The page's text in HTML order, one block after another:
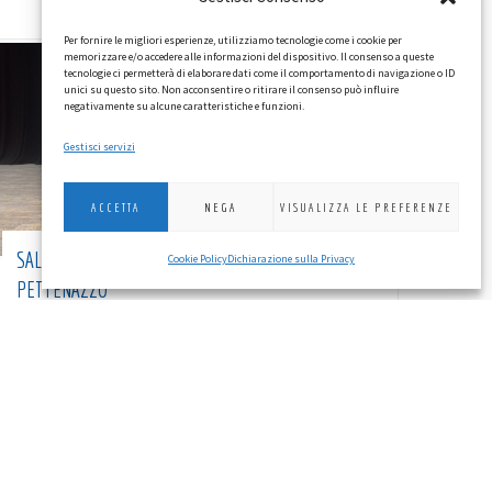
Per fornire le migliori esperienze, utilizziamo tecnologie come i cookie per
memorizzare e/o accedere alle informazioni del dispositivo. Il consenso a queste
tecnologie ci permetterà di elaborare dati come il comportamento di navigazione o ID
unici su questo sito. Non acconsentire o ritirare il consenso può influire
negativamente su alcune caratteristiche e funzioni.
Gestisci servizi
ACCETTA NEGA VISUALIZZA LE PREFERENZE
Cookie PolicyDichiarazione sulla Privacy
SALUTO DEL GOVERNATORE MAURIZIO
PETTENAZZO